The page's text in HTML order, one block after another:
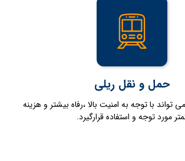
حمل و نقل ریلی
با توجه به امنیت بالا ،رفاه بیشتر و هزینه
مورد توجه و استفاده قرارگیرد.